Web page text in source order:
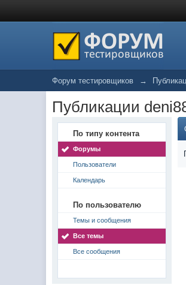
Форум тестировщиков →
Публикации
По типу контента
Форумы
Пользователи
Календарь
По пользователю
Темы и сообщения
Все темы
Все сообщения